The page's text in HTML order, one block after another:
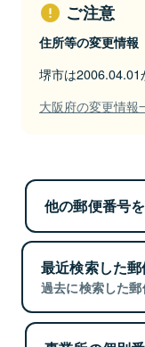
ご注意
住所等の変更情報
堺市は2006.04.01
大阪府の変更情報
他の郵便番号
最近検索した
過去に検索した郵